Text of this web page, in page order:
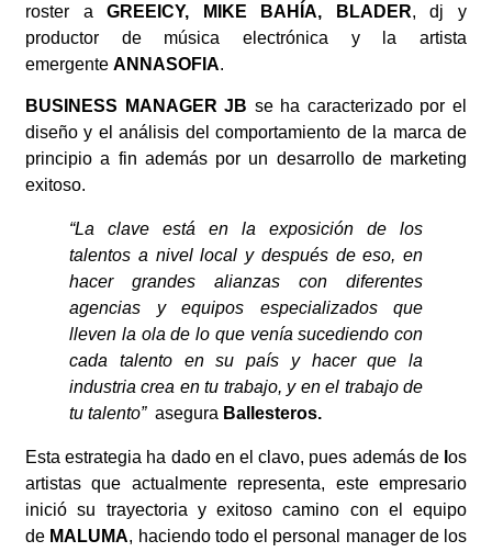
roster aGREEICY, MIKE BAHÍA, BLADER, dj y
productor de música electrónica y la artista
emergente ANNASOFIA.
BUSINESS MANAGER JB se ha caracterizado por el
diseño y el análisis del comportamiento de la marca de
principio a fin además por un desarrollo de marketing
exitoso.
“La clave está en la exposición de los
talentos a nivel local y después de eso, en
hacer grandes alianzas con diferentes
agencias y equipos especializados que
lleven la ola de lo que venía sucediendo con
cada talento en su país y hacer que la
industria crea en tu trabajo, y en el trabajo de
tu talento”asegura Ballesteros.
Esta estrategia ha dado en el clavo, pues además de os
artistas que actualmente representa, este empresario
inició su trayectoria y exitoso camino con el equipo
de MALUMA, haciendo todo el personal manager de los